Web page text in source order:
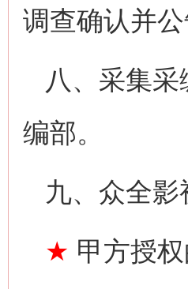
调查确认并
八、采集
编部。
九、众全
★ 甲方授